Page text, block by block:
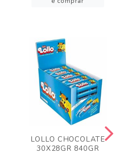
LOLLO CHOCOLATE
30X28GR 840GR